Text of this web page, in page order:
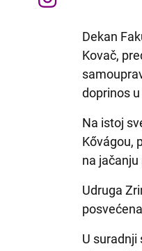
Dekan
Kovač,
doprinos
Na istoj
Kővágou,
na
Udruga
U